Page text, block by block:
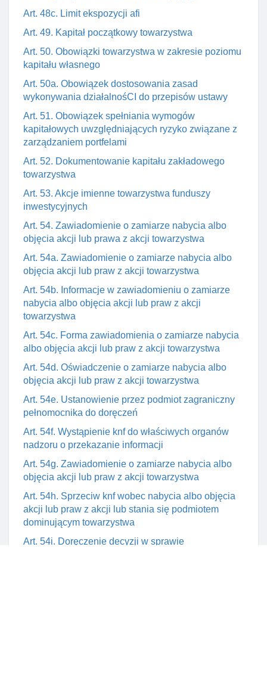
Art. 48c. Limit ekspozycji afi
Art. 49. Kapitał początkowy towarzystwa
Art. 50. Obowiązki towarzystwa w zakresie poziomu
kapitału własnego
Art. 50a. Obowiązek dostosowania zasad
wykonywania działalnośCI do przepisów ustawy
Art. 51. Obowiązek spełniania wymogów
kapitałowych uwzględniających ryzyko związane z
zarządzaniem portfelami
Art. 52. Dokumentowanie kapitału zakładowego
towarzystwa
Art. 53. Akcje imienne towarzystwa funduszy
inwestycyjnych
Art. 54. Zawiadomienie o zamiarze nabycia albo
objęcia akcji lub prawa z akcji towarzystwa
Art. 54a. Zawiadomienie o zamiarze nabycia albo
objęcia akcji lub praw z akcji towarzystwa
Art. 54b. Informacje w zawiadomieniu o zamiarze
nabycia albo objęcia akcji lub praw z akcji
towarzystwa
Art. 54c. Forma zawiadomienia o zamiarze nabycia
albo objęcia akcji lub praw z akcji towarzystwa
Art. 54d. Oświadczenie o zamiarze nabycia albo
objęcia akcji lub praw z akcji towarzystwa
Art. 54e. Ustanowienie przez podmiot zagraniczny
pełnomocnika do doręczeń
Art. 54f. Wystąpienie knf do właściwych organów
nadzoru o przekazanie informacji
Art. 54g. Zawiadomienie o zamiarze nabycia albo
objęcia akcji lub praw z akcji towarzystwa
Art. 54h. Sprzeciw knf wobec nabycia albo objęcia
akcji lub praw z akcji lub stania się podmiotem
dominującym towarzystwa
Art. 54i. Doręczenie decyzji w sprawie